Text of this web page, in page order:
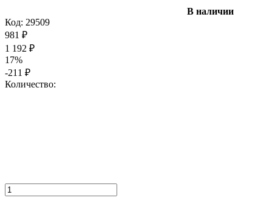
В наличии
Код: 29509
981 ₽
1 192 ₽
17%
-211 ₽
Количество: